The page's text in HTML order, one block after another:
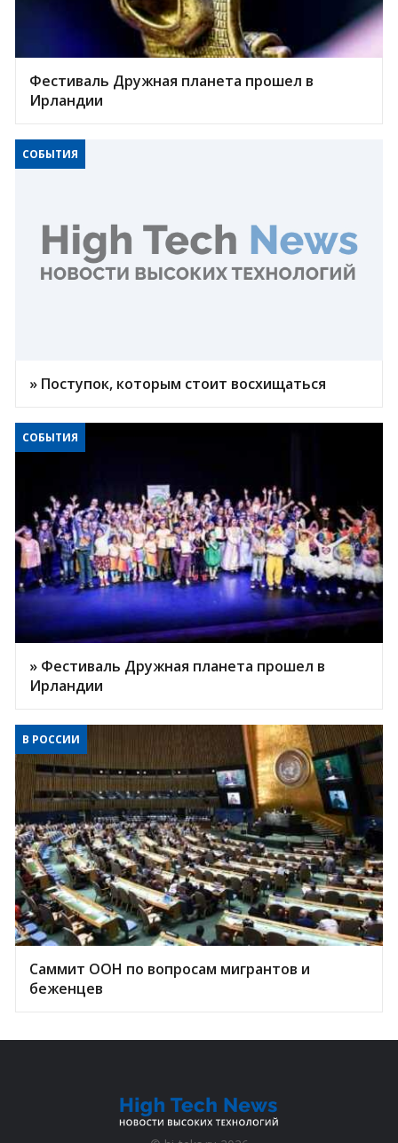
Фестиваль Дружная планета прошел в
Ирландии
СОБЫТИЯ
» Поступок, которым стоит восхищаться
СОБЫТИЯ
» Фестиваль Дружная планета прошел в
Ирландии
В РОССИИ
Саммит ООН по вопросам мигрантов и
беженцев